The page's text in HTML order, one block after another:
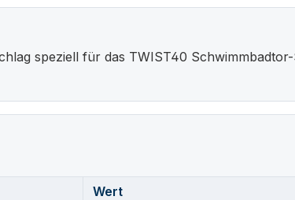
speziell für das TWIST40
Wert